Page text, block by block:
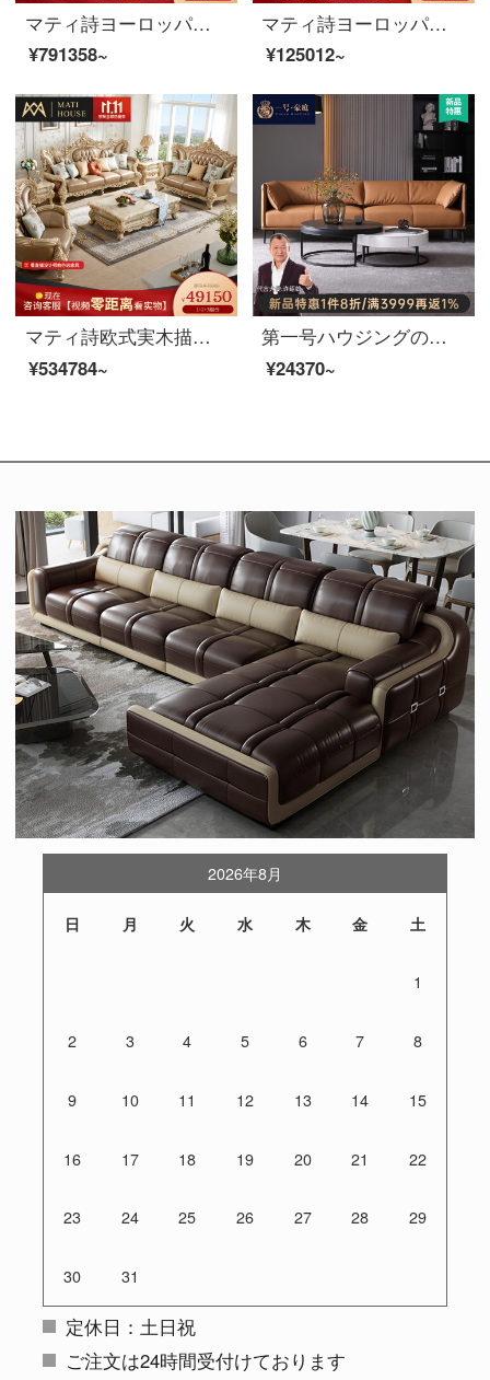
マティ詩ヨーロッパ式の本革のソファーの大きさの部屋型の別荘の家具の実際の木の彫刻の王冠のソファーの組み合わせの1人の位+2人の位+4人のソファーの組み合わせ
¥791358~
マティ詩ヨーロッパ式の本革ソファー客間セットクラウンと小戸型の実木ソファセット欧式本革・新クラウンソファ【2人乗り】
¥125012~
マティ詩欧式実木描金の両面彫刻ソファーの大きな家型別荘のソファーセット
¥534784~
第一号ハウジングの皮のソファーの意味式はきわめて簡単で小型の家型の3人の位は現代の軽奢な客間の家具B 82〓4人の位（長さ2.6メートル）を組み合わせてオレンジ色を暖めます。
¥24370~
2026年8月
日 月 火 水 木 金 土
1
2 3 4 5 6 7 8
9 10 11 12 13 14 15
16 17 18 19 20 21 22
23 24 25 26 27 28 29
30 31
定休日：土日祝
ご注文は24時間受付けております